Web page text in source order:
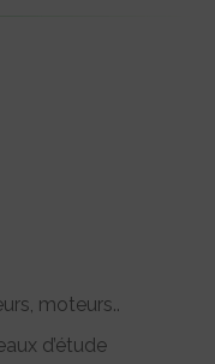
moteurs..
d’étude